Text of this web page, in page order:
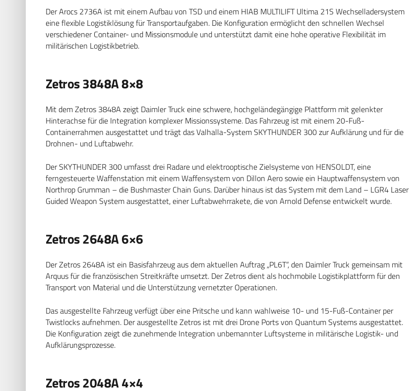
Der Arocs 2736A ist mit einem Aufbau von TSD und einem HIAB MULTILIFT Ultima 21S Wechselladersystem
eine flexible Logistiklösung für Transportaufgaben. Die Konfiguration ermöglicht den schnellen Wechsel
verschiedener Container- und Missionsmodule und unterstützt damit eine hohe operative Flexibilität im
militärischen Logistikbetrieb.
Zetros 3848A 8×8
Mit dem Zetros 3848A zeigt Daimler Truck eine schwere, hochgeländegängige Plattform mit gelenkter
Hinterachse für die Integration komplexer Missionssysteme. Das Fahrzeug ist mit einem 20-Fuß-
Containerrahmen ausgestattet und trägt das Valhalla-System SKYTHUNDER 300 zur Aufklärung und für die
Drohnen- und Luftabwehr.
Der SKYTHUNDER 300 umfasst drei Radare und elektrooptische Zielsysteme von HENSOLDT, eine
ferngesteuerte Waffenstation mit einem Waffensystem von Dillon Aero sowie ein Hauptwaffensystem von
Northrop Grumman – die Bushmaster Chain Guns. Darüber hinaus ist das System mit dem Land – LGR4 Laser
Guided Weapon System ausgestattet, einer Luftabwehrrakete, die von Arnold Defense entwickelt wurde.
Zetros 2648A 6×6
Der Zetros 2648A ist ein Basisfahrzeug aus dem aktuellen Auftrag „PL6T“, den Daimler Truck gemeinsam mit
Arquus für die französischen Streitkräfte umsetzt. Der Zetros dient als hochmobile Logistikplattform für den
Transport von Material und die Unterstützung vernetzter Operationen.
Das ausgestellte Fahrzeug verfügt über eine Pritsche und kann wahlweise 10- und 15-Fuß-Container per
Twistlocks aufnehmen. Der ausgestellte Zetros ist mit drei Drone Ports von Quantum Systems ausgestattet.
Die Konfiguration zeigt die zunehmende Integration unbemannter Luftsysteme in militärische Logistik- und
Aufklärungsprozesse.
Zetros 2048A 4×4